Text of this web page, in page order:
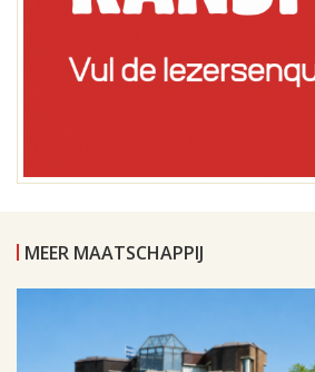
MEER MAATSCHAPPIJ